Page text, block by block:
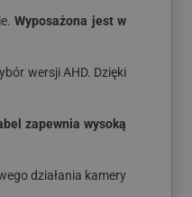
Wyposażona jest w
wersji AHD. Dzięki
zapewnia wysoką
działania kamery